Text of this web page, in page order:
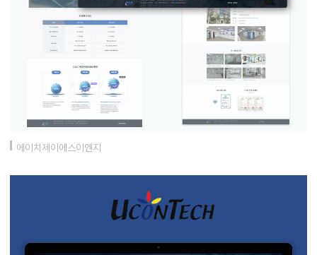
에이치제이에스이엔지